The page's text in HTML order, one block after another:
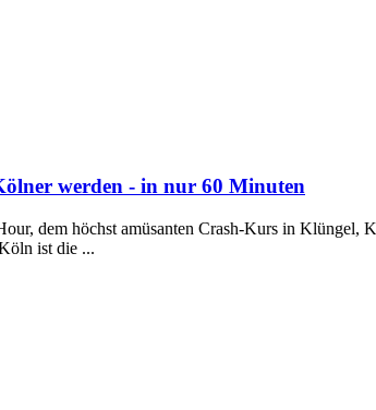
werden - in nur 60 Minuten
dem höchst amüsanten Crash-Kurs in Klüngel,
ist die ...